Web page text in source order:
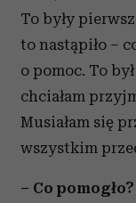
To były
to nastąpiło –
o pomoc. To
chciałam
Musiałam się
wszystkim
– Co pomogło?